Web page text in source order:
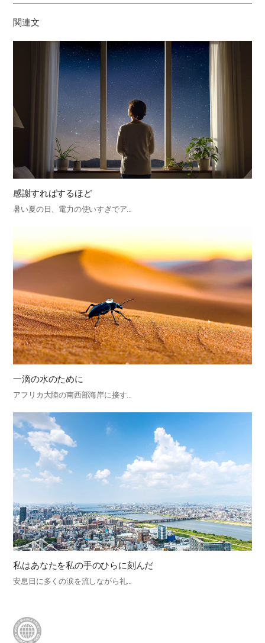
기
関連文
感謝すればするほど
暑い夏の日、電力の使いすぎでア…
一滴の水のために
アフリカ大陸の南西部海岸に接す…
私はあなたを私の手のひらに刻んだ
安息日に多くの涙を流しながら礼…